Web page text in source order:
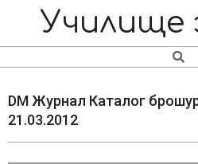
NavigationУчилище
Search
DM Журнал Каталог
21.03.2012